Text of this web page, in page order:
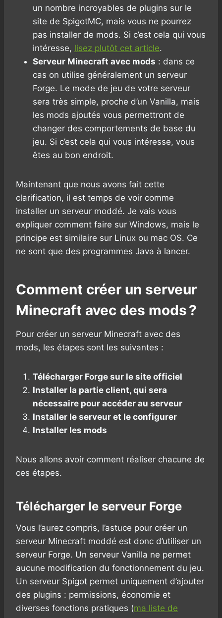
un nombre incroyables de plugins sur le
site de SpigotMC, mais vous ne pourrez
pas installer de mods. Si c’est cela qui vous
intéresse, lisez plutôt cet article.
Serveur Minecraft avec mods : dans ce
cas on utilise généralement un serveur
Forge. Le mode de jeu de votre serveur
sera très simple, proche d’un Vanilla, mais
les mods ajoutés vous permettront de
changer des comportements de base du
jeu. Si c’est cela qui vous intéresse, vous
êtes au bon endroit.
Maintenant que nous avons fait cette
clarification, il est temps de voir comme
installer un serveur moddé. Je vais vous
expliquer comment faire sur Windows, mais le
principe est similaire sur Linux ou mac OS. Ce
ne sont que des programmes Java à lancer.
Comment créer un serveur
Minecraft avec des mods ?
Pour créer un serveur Minecraft avec des
mods, les étapes sont les suivantes :
Télécharger Forge sur le site officiel
Installer la partie client, qui sera
nécessaire pour accéder au serveur
Installer le serveur et le configurer
Installer les mods
Nous allons avoir comment réaliser chacune de
ces étapes.
Télécharger le serveur Forge
Vous l’aurez compris, l’astuce pour créer un
serveur Minecraft moddé est donc d’utiliser un
serveur Forge. Un serveur Vanilla ne permet
aucune modification du fonctionnement du jeu.
Un serveur Spigot permet uniquement d’ajouter
des plugins : permissions, économie et
diverses fonctions pratiques (ma liste de